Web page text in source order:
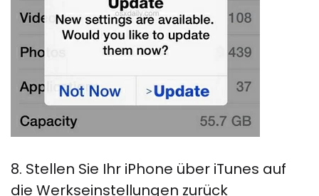
8. Stellen Sie Ihr iPhone über iTunes auf
die Werkseinstellungen zurück